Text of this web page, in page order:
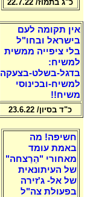
כ"ג בתמוז/ 22.7.22
אין תקומה לעם
בישראל ובחו"ל
בלי ציפייה ממשית
למשיח:
בדגל-בשלט-בצעקה
למשיח-ובכינוסי
משיח!!
כ"ד בסיון/ 23.6.22
חשיפה! מה
באמת עומד
מאחורי "הֵרַצחה"
של העיתונאית
של אל- ג'זירה
בפעולת צה"ל